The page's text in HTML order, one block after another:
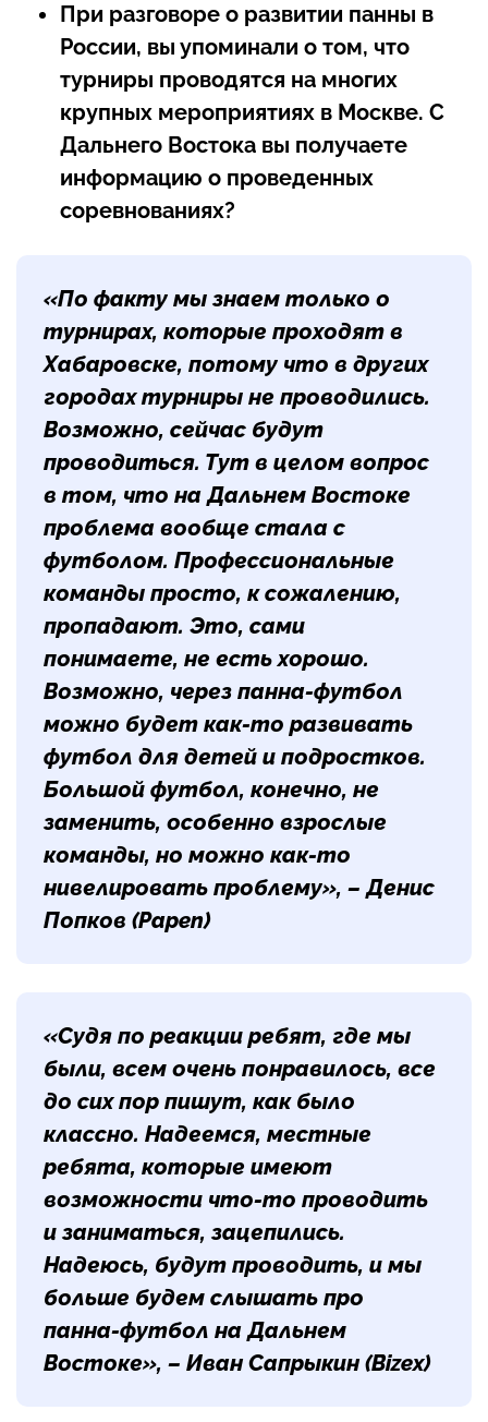
При разговоре о развитии панны в
России, вы упоминали о том, что
турниры проводятся на многих
крупных мероприятиях в Москве. С
Дальнего Востока вы получаете
информацию о проведенных
соревнованиях?
«По факту мы знаем только о
турнирах, которые проходят в
Хабаровске, потому что в других
городах турниры не проводились.
Возможно, сейчас будут
проводиться. Тут в целом вопрос
в том, что на Дальнем Востоке
проблема вообще стала с
футболом. Профессиональные
команды просто, к сожалению,
пропадают. Это, сами
понимаете, не есть хорошо.
Возможно, через панна-футбол
можно будет как-то развивать
футбол для детей и подростков.
Большой футбол, конечно, не
заменить, особенно взрослые
команды, но можно как-то
нивелировать проблему», – Денис
Попков (Papen)
«Судя по реакции ребят, где мы
были, всем очень понравилось, все
до сих пор пишут, как было
классно. Надеемся, местные
ребята, которые имеют
возможности что-то проводить
и заниматься, зацепились.
Надеюсь, будут проводить, и мы
больше будем слышать про
панна-футбол на Дальнем
Востоке», – Иван Сапрыкин (Bizex)